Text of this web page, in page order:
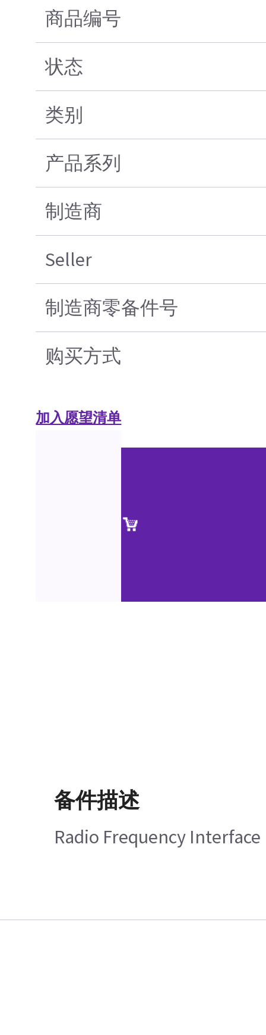
商品编号
状态
类别
产品系列
制造商
Seller
制造商零备件号
购买方式
加入愿望清单
备件描述
Radio Frequency